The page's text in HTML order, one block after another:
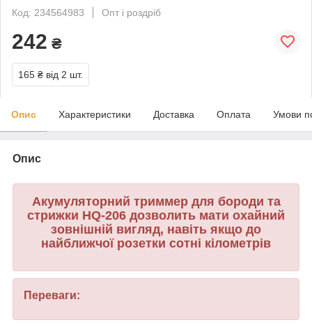
Код: 234564983
Опт і роздріб
242 ₴
165 ₴ від 2 шт.
Опис Характеристики Доставка Оплата Умови
Опис
Акумуляторний триммер для бороди та
стрижки HQ-206 дозволить мати охайний
зовнішній вигляд, навіть якщо до
найближчої розетки сотні кілометрів
Переваги: